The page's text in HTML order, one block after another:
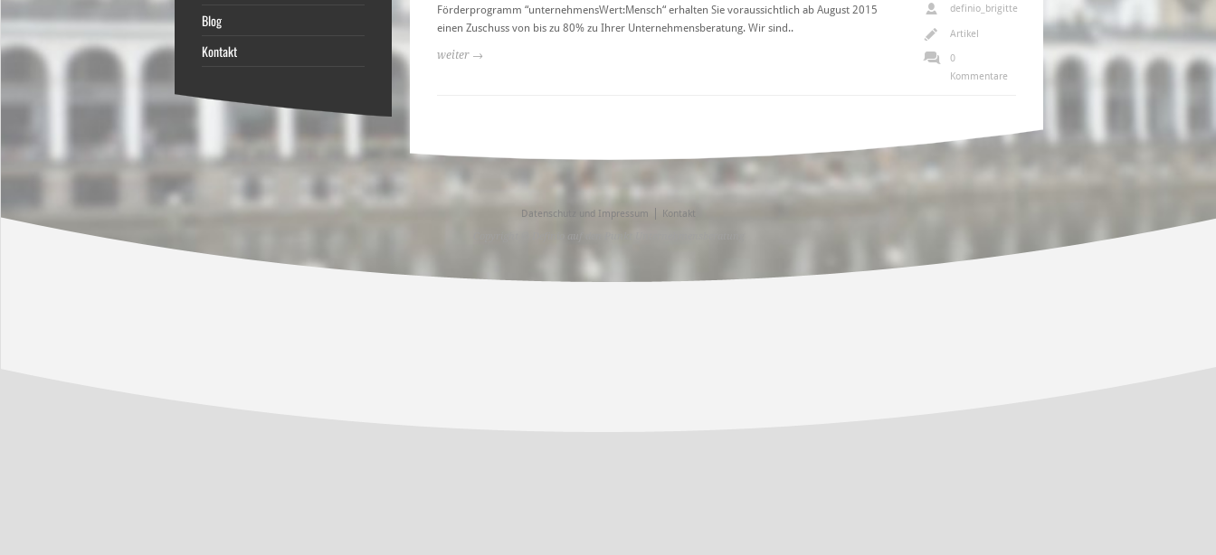
Förderprogramm “unternehmensWert:Mensch“ erhalten Sie voraussichtlich ab August 2015
einen Zuschuss von bis zu 80% zu Ihrer Unternehmensberatung. Wir sind..
weiter →
definio_brigitte
Artikel
0
Kommentare
Blog
Kontakt
Datenschutz und Impressum
Kontakt